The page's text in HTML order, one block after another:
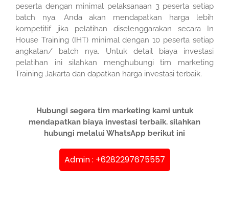
peserta dengan minimal pelaksanaan 3 peserta setiap
batch nya. Anda akan mendapatkan harga lebih
kompetitif jika pelatihan diselenggarakan secara In
House Training (IHT) minimal dengan 10 peserta setiap
angkatan/ batch nya. Untuk detail biaya investasi
pelatihan ini silahkan menghubungi tim marketing
Training Jakarta dan dapatkan harga investasi terbaik.
Hubungi segera tim marketing kami untuk
mendapatkan biaya investasi terbaik. silahkan
hubungi melalui WhatsApp berikut ini
Admin : +6282297675557